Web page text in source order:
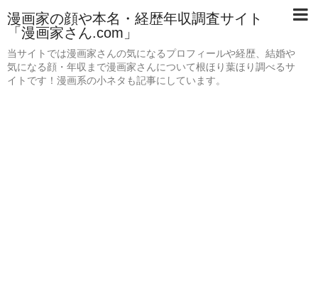
漫画家の顔や本名・経歴年収調査サイト
「漫画家さん.com」
当サイトでは漫画家さんの気になるプロフィールや経歴、結婚や
気になる顔・年収まで漫画家さんについて根ほり葉ほり調べるサ
イトです！漫画系の小ネタも記事にしています。